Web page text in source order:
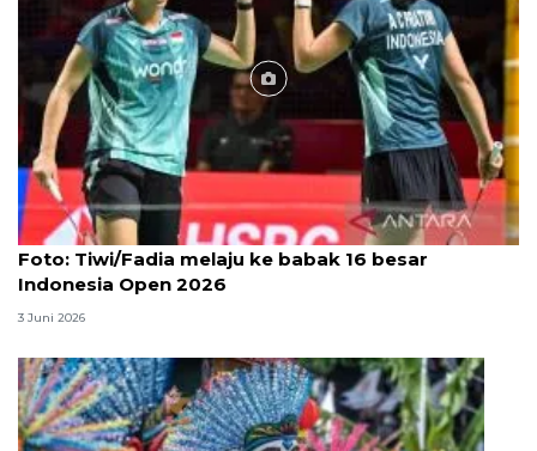
Foto
Foto: Tiwi/Fadia melaju ke babak 16 besar
Indonesia Open 2026
3 Juni 2026